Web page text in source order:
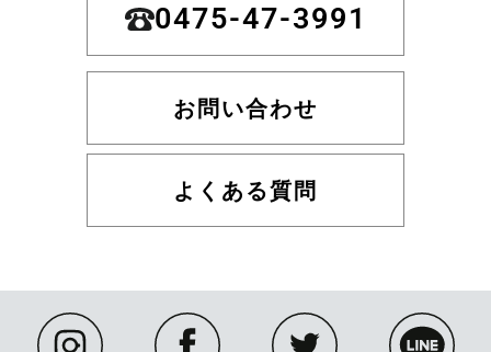
0475-47-3991
お問い合わせ
よくある質問